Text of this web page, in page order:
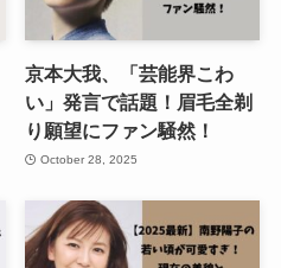
京本大我、「芸能界こわ
い」発言で話題！眉毛全剃
り願望にファン騒然！
October 28, 2025